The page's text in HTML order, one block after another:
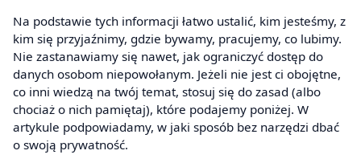
Na podstawie tych informacji łatwo ustalić, kim jesteśmy, z
kim się przyjaźnimy, gdzie bywamy, pracujemy, co lubimy.
Nie zastanawiamy się nawet, jak ograniczyć dostęp do
danych osobom niepowołanym. Jeżeli nie jest ci obojętne,
co inni wiedzą na twój temat, stosuj się do zasad (albo
chociaż o nich pamiętaj), które podajemy poniżej. W
artykule podpowiadamy, w jaki sposób bez narzędzi dbać
o swoją prywatność.